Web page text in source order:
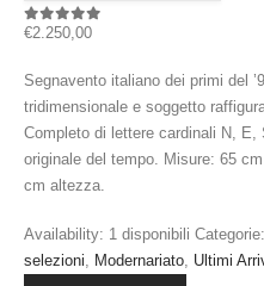
0out of 5
€2.250,00
Segnavento italiano dei primi del
tridimensionale e soggetto
Completo di lettere cardinali N,
originale del tempo. Misure: 65
cm altezza.
Availability: 1 disponibili Categorie:
selezioni, Modernariato, Ultimi